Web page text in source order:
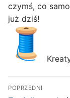
czymś, co
już dziś!
Nawigacja
POPRZEDNI